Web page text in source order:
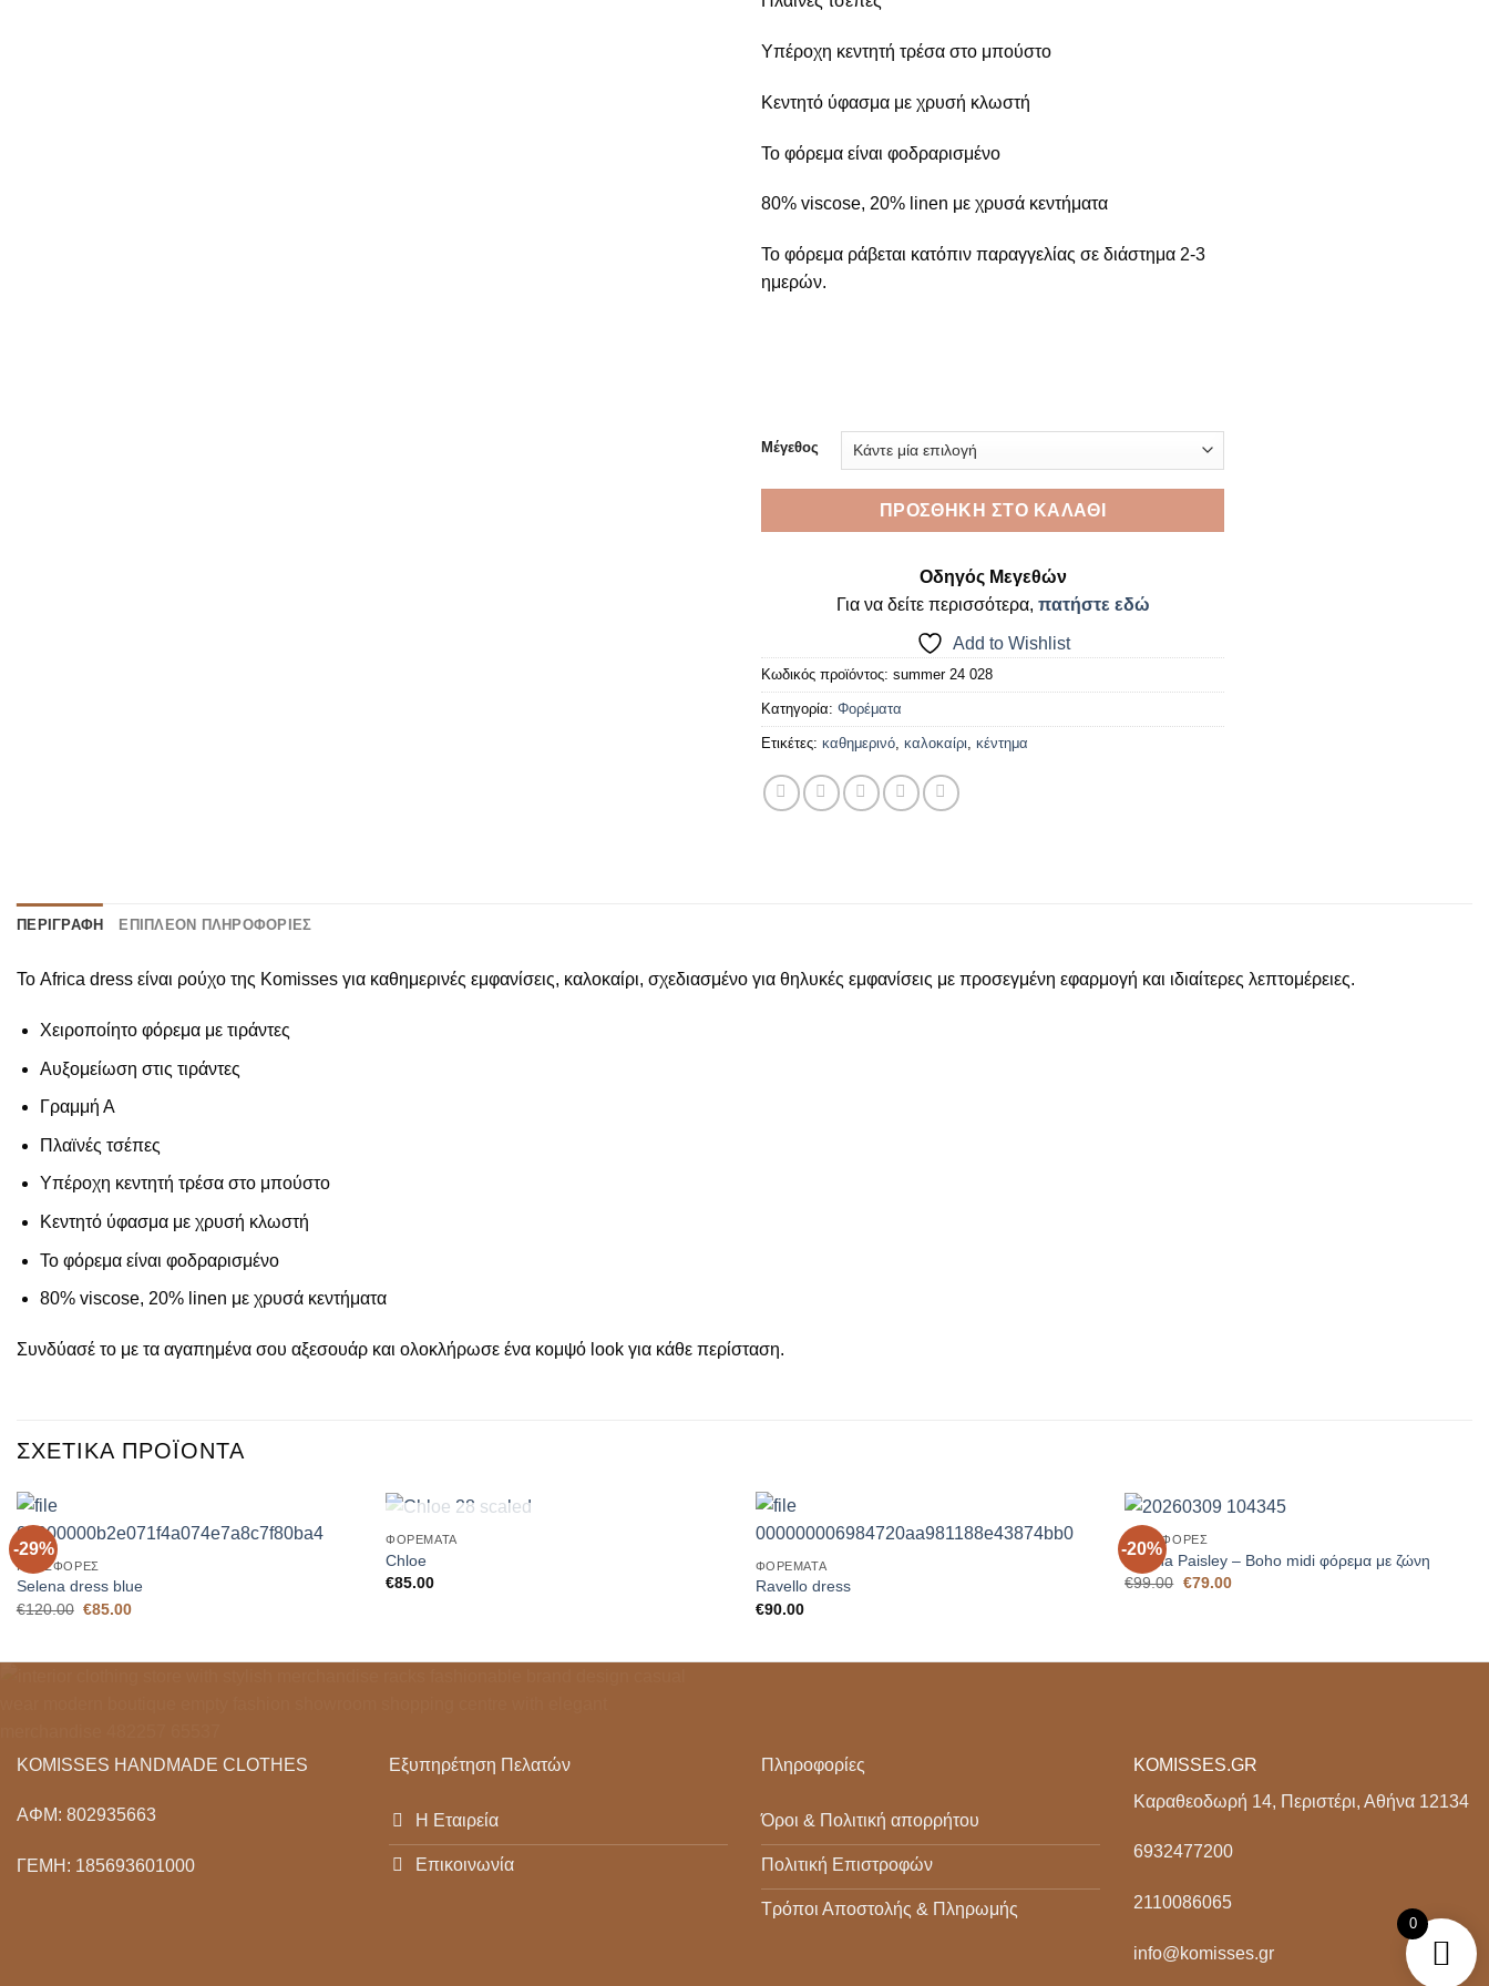
Υπέροχη κεντητή τρέσα στο μπούστο
Κεντητό ύφασμα με χρυσή κλωστή
Το φόρεμα είναι φοδραρισμένο
80% viscose, 20% linen με χρυσά κεντήματα
Το φόρεμα ράβεται κατόπιν παραγγελίας σε διάστημα 2-3
ημερών.
Μέγεθος
ΠΡΟΣΘΉΚΗ ΣΤΟ ΚΑΛΆΘΙ
Οδηγός Μεγεθών
Για να δείτε περισσότερα, πατήστε εδώ
Add to Wishlist
Κωδικός προϊόντος: summer 24 028
Κατηγορία: Φορέματα
Ετικέτες: καθημερινό, καλοκαίρι, κέντημα
ΠΕΡΙΓΡΑΦΉ ΕΠΙΠΛΈΟΝ ΠΛΗΡΟΦΟΡΊΕΣ
Το Africa dress είναι ρούχο της Komisses για καθημερινές εμφανίσεις, καλοκαίρι, σχεδιασμένο για θηλυκές εμφανίσεις με προσεγμένη εφαρμογή και ιδιαίτερες λεπτομέρειες.
Χειροποίητο φόρεμα με τιράντες
Αυξομείωση στις τιράντες
Γραμμή Α
Πλαϊνές τσέπες
Υπέροχη κεντητή τρέσα στο μπούστο
Κεντητό ύφασμα με χρυσή κλωστή
Το φόρεμα είναι φοδραρισμένο
80% viscose, 20% linen με χρυσά κεντήματα
Συνδύασέ το με τα αγαπημένα σου αξεσουάρ και ολοκλήρωσε ένα κομψό look για κάθε περίσταση.
ΣΧΕΤΙΚΆ ΠΡΟΪΌΝΤΑ
-29%
+
ΠΡΟΣΦΟΡΈΣ
Selena dress blue
€120.00 Original
€85.00Η
+
ΦΟΡΈΜΑΤΑ
Chloe
€85.00
+
ΦΟΡΈΜΑΤΑ
Ravello dress
€90.00
-20%
Wishlist
+
ΠΡΟΣΦΟΡΈΣ
Sienna Paisley – Boho midi φόρεμα με ζώνη
€99.00 Original
€79.00Η
KOMISSES HANDMADE CLOTHES
ΑΦΜ: 802935663
ΓΕΜΗ: 185693601000
Εξυπηρέτηση Πελατών
Η Εταιρεία
Επικοινωνία
Πληροφορίες
Όροι & Πολιτική απορρήτου
Πολιτική Επιστροφών
Τρόποι Αποστολής & Πληρωμής
KOMISSES.GR
Καραθεοδωρή 14, Περιστέρι, Αθήνα 12134
6932477200
2110086065
info@komisses.gr
0